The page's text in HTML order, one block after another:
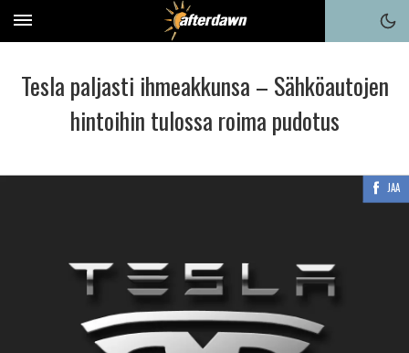
Tesla paljasti ihmeakkunsa – Sähköautojen
hintoihin tulossa roima pudotus
JAA